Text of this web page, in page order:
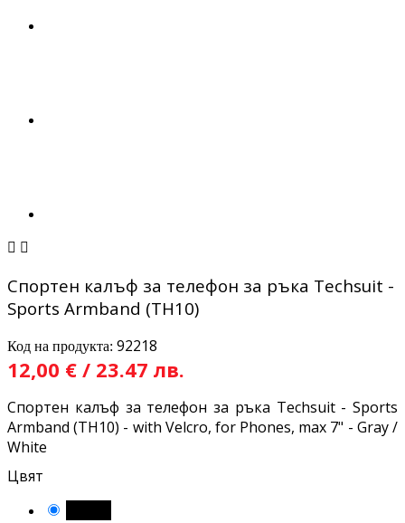
 
Спортен калъф за телефон за ръка Techsuit -
Sports Armband (TH10)
Код на продукта: 92218
12,00 € / 23.47 лв.
Спортен калъф за телефон за ръка Techsuit - Sports
Armband (TH10) - with Velcro, for Phones, max 7" - Gray /
White
Цвят